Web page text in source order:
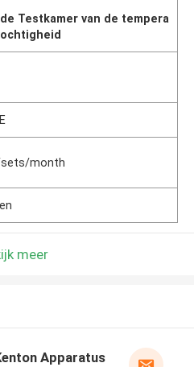
de Testkamer van de tempera
sets/month
meer
Apparatus